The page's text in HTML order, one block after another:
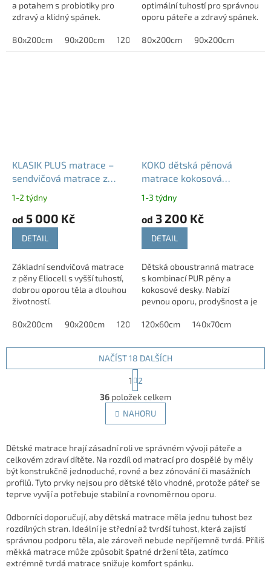
a potahem s probiotiky pro
zdravý a klidný spánek.
80x200cm 90x200cm 120x200cm 140x200 cm
optimální tuhostí pro správnou
oporu páteře a zdravý spánek.
80x200cm 90x200cm
KLASIK PLUS matrace –
sendvičová matrace z
1-2 týdny
od 5 000 Kč
DETAIL
Základní sendvičová matrace
z pěny Eliocell s vyšší tuhostí,
dobrou oporou těla a dlouhou
životností.
80x200cm 90x200cm 120x200cm
KOKO dětská pěnová
matrace kokosová
Vera
1-3 týdny
od 3 200 Kč
DETAIL
Dětská oboustranná matrace
s kombinací PUR pěny a
kokosové desky. Nabízí
pevnou oporu, prodyšnost a je
dítěte.
120x60cm 140x70cm
O
v
l
á
a
c
í
p
r
k
y
v
ý
p
NAČÍST 18 DALŠÍCH
t
r
á
n
k
v
á
n
í
1
2
36 položek celkem
NAHORU
Dětské matrace hrají zásadní roli ve správném vývoji páteře a
celkovém zdraví dítěte. Na rozdíl od matrací pro dospělé by měly
být konstrukčně jednoduché, rovné a bez zónování či masážních
profilů. Tyto prvky nejsou pro dětské tělo vhodné, protože páteř se
teprve vyvíjí a potřebuje stabilní a rovnoměrnou oporu.
Odborníci doporučují, aby dětská matrace měla jednu tuhost bez
rozdílných stran. Ideální je střední až tvrdší tuhost, která zajistí
správnou podporu těla, ale zároveň nebude nepříjemně tvrdá. Příliš
měkká matrace může způsobit špatné držení těla, zatímco
extrémně tvrdá matrace snižuje komfort spánku.